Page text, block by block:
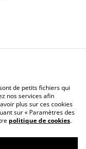
légales
de
de petits fichiers qui
nos services afin
plus sur ces cookies
sur « Paramètres des
politique de cookies.